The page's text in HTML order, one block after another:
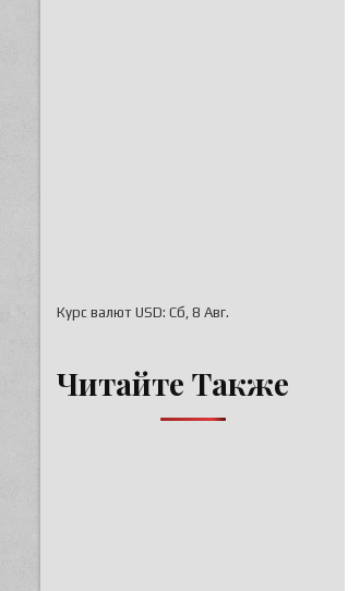
Курс валют USD: Сб, 8 Авг.
Читайте Также